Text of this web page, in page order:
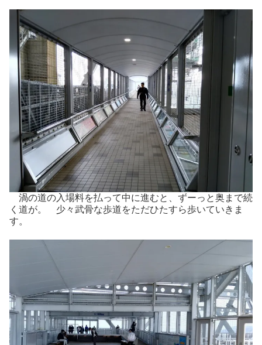
渦の道の入場料を払って中に進むと、ずーっと奥まで続
く道が。 少々武骨な歩道をただひたすら歩いていきま
す。